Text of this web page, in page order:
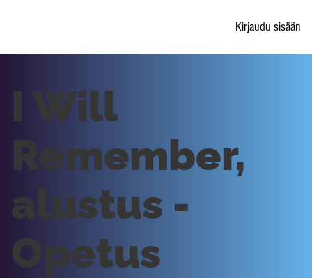
Kirjaudu sisään
I Will
Remember,
alustus -
Opetus